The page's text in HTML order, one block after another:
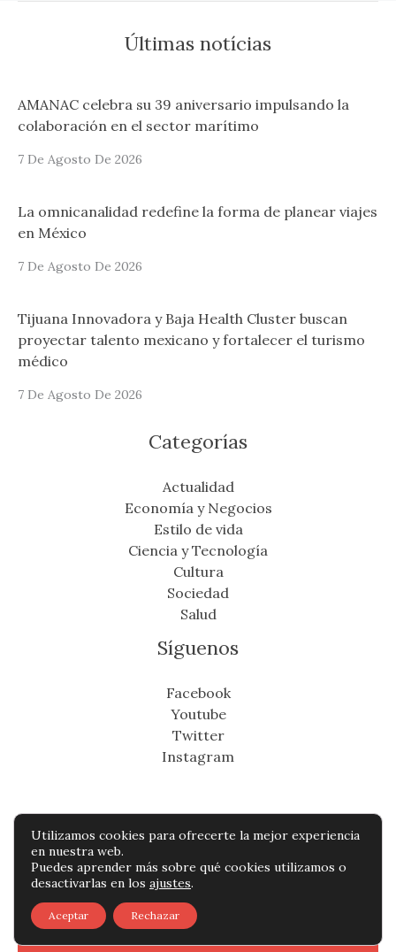
Últimas notícias
AMANAC celebra su 39 aniversario impulsando la
colaboración en el sector marítimo
7 De Agosto De 2026
La omnicanalidad redefine la forma de planear viajes
en México
7 De Agosto De 2026
Tijuana Innovadora y Baja Health Cluster buscan
proyectar talento mexicano y fortalecer el turismo
médico
7 De Agosto De 2026
Categorías
Actualidad
Economía y Negocios
Estilo de vida
Ciencia y Tecnología
Cultura
Sociedad
Salud
Síguenos
Facebook
Youtube
Twitter
Instagram
Copyright © Todos os direitos reservados -
cronicafinanciera.com
Política de privacidad
Contacto
Utilizamos cookies para ofrecerte la mejor experiencia
en nuestra web.
Puedes aprender más sobre qué cookies utilizamos o
desactivarlas en los ajustes.
Aceptar Rechazar